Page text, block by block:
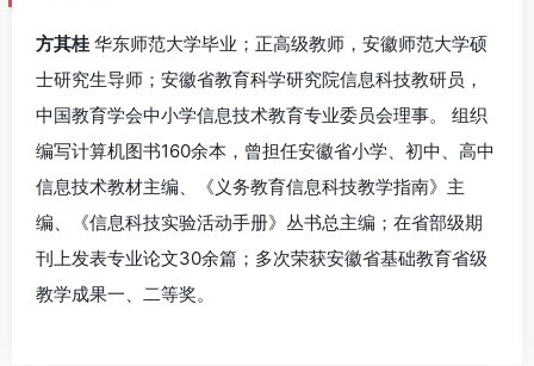
方其桂 华东师范大学毕业；正高级教师，安徽师范大学硕
士研究生导师；安徽省教育科学研究院信息科技教研员，
中国教育学会中小学信息技术教育专业委员会理事。 组织
编写计算机图书160余本，曾担任安徽省小学、初中、高中
信息技术教材主编、《义务教育信息科技教学指南》主
编、《信息科技实验活动手册》丛书总主编；在省部级期
刊上发表专业论文30余篇；多次荣获安徽省基础教育省级
教学成果一、二等奖。